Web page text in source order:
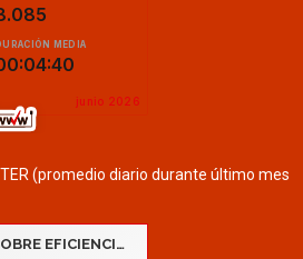
(promedio diario durante último mes